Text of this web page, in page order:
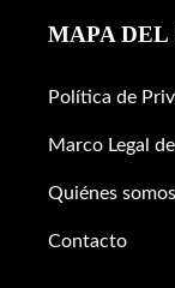
MAPA DEL
Política de
Marco Legal
Quiénes somos
Contacto